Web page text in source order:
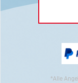
*Alle